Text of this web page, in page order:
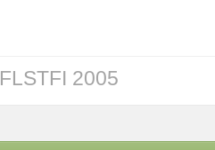
FLSTFI 2005